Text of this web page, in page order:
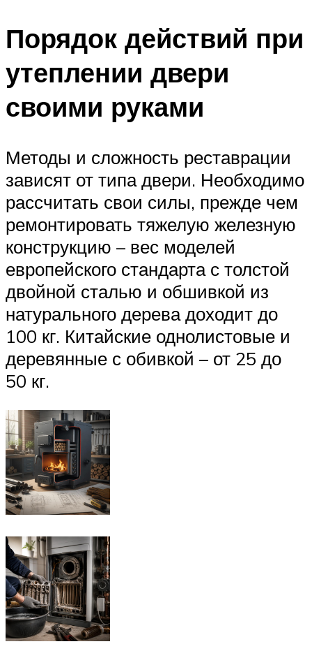
Порядок действий при
утеплении двери
своими руками
Методы и сложность реставрации
зависят от типа двери. Необходимо
рассчитать свои силы, прежде чем
ремонтировать тяжелую железную
конструкцию – вес моделей
европейского стандарта с толстой
двойной сталью и обшивкой из
натурального дерева доходит до
100 кг. Китайские однолистовые и
деревянные с обивкой – от 25 до
50 кг.